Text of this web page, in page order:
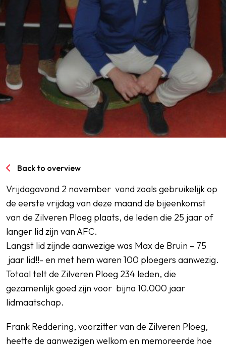
SPORTPARK GOED GENOEG
LIDMAATSCHAP
CONTACT
Back to overview
Vrijdagavond 2 november vond zoals gebruikelijk op
de eerste vrijdag van deze maand de bijeenkomst
van de Zilveren Ploeg plaats, de leden die 25 jaar of
langer lid zijn van AFC.
Langst lid zijnde aanwezige was Max de Bruin – 75
jaar lid!!- en met hem waren 100 ploegers aanwezig.
Totaal telt de Zilveren Ploeg 234 leden, die
gezamenlijk goed zijn voor bijna 10.000 jaar
lidmaatschap.
Frank Reddering, voorzitter van de Zilveren Ploeg,
heette de aanwezigen welkom en memoreerde hoe